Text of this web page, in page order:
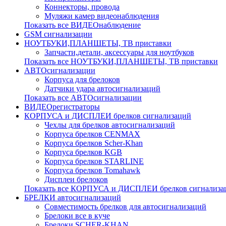
Коннекторы, провода
Муляжи камер видеонаблюдения
Показать все ВИДЕОнаблюдение
GSM сигнализации
НОУТБУКИ,ПЛАНШЕТЫ, ТВ приставки
Запчасти,детали, аксессуары для ноутбуков
Показать все НОУТБУКИ,ПЛАНШЕТЫ, ТВ приставки
АВТОсигнализации
Корпуса для брелоков
Датчики удара автосигнализаций
Показать все АВТОсигнализации
ВИДЕОрегистраторы
КОРПУСА и ДИСПЛЕИ брелков сигнализаций
Чехлы для брелков автосигнализаций
Корпуса брелков CENMAX
Корпуса брелков Scher-Khan
Корпуса брелков KGB
Корпуса брелков STARLINE
Корпуса брелков Tomahawk
Дисплеи брелоков
Показать все КОРПУСА и ДИСПЛЕИ брелков
БРЕЛКИ автосигнализаций
Совместимость брелков для автосигнализаций
Брелоки все в куче